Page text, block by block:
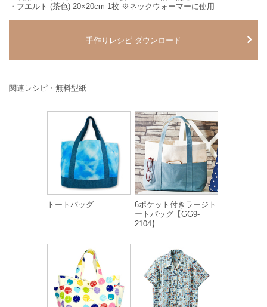
・フエルト (茶色) 20×20cm 1枚 ※ネックウォーマーに使用
手作りレシピ ダウンロード
関連レシピ・無料型紙
トートバッグ
6ポケット付きラージト
ートバッグ【GG9-
2104】